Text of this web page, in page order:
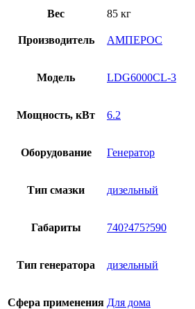
Вес 85 кг
Производитель АМПЕРОС
Модель LDG6000СL-3
Мощность, кВт 6.2
Оборудование Генератор
Тип смазки дизельный
Габариты 740?475?590
Тип генератора дизельный
Сфера применения Для дома